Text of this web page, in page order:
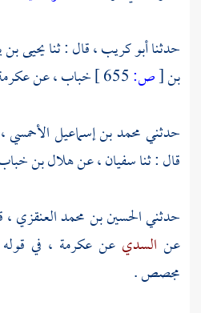
حدثناأبو كريب، قال : ثنايحيى بن
بن[ص: خباب، عن
حدثنيمحمد بن إسماعيل الأحمسي
قال : ثناسفيان، عنهلال بن
حدثنيالحسين بن محمد العنقزي
عن السديعنعكرمة ، في
مجصص .